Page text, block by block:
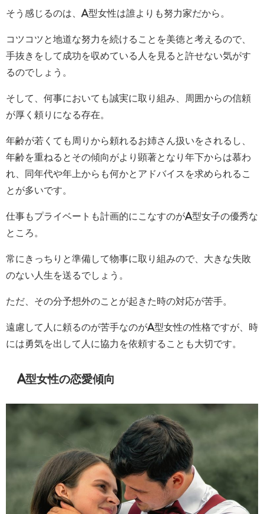
そう感じるのは、A型女性は誰よりも努力家だから。
コツコツと地道な努力を続けることを美徳と考えるので、
手抜きをして成功を収めている人を見ると許せない気がす
るのでしょう。
そして、何事においても誠実に取り組み、周囲からの信頼
が厚く頼りになる存在。
年齢が若くても周りから頼れるお姉さん扱いをされるし、
年齢を重ねるとその傾向がより顕著となり年下からは慕わ
れ、同年代や年上からも何かとアドバイスを求められるこ
とが多いです。
仕事もプライベートも計画的にこなすのがA型女子の優秀な
ところ。
常にきっちりと準備して物事に取り組みので、大きな失敗
のない人生を送るでしょう。
ただ、その分予想外のことが起きた時の対応が苦手。
遠慮して人に頼るのが苦手なのがA型女性の性格ですが、時
には勇気を出して人に協力を依頼することも大切です。
A型女性の恋愛傾向